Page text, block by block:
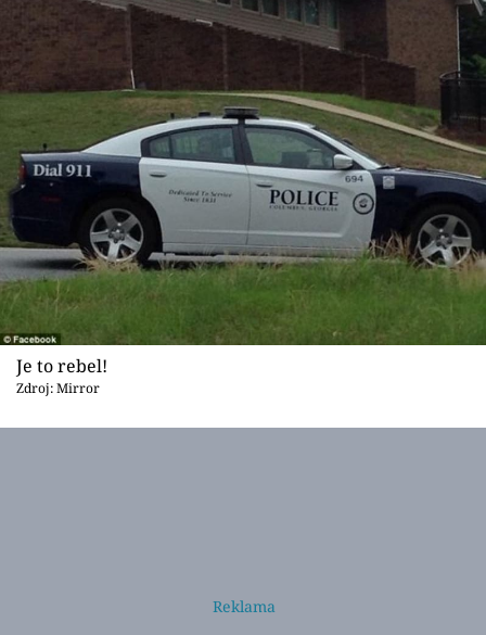
Je to rebel!
Zdroj: Mirror